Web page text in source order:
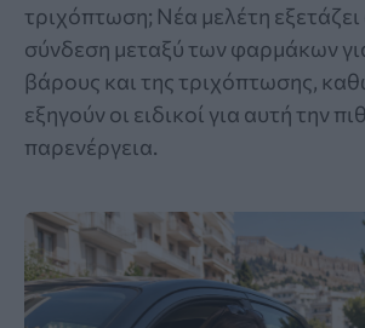
τριχόπτωση; Νέα μελέτη εξετάζει
σύνδεση μεταξύ των φαρμάκων
βάρους και της τριχόπτωσης,
εξηγούν οι ειδικοί για αυτή την
παρενέργεια.